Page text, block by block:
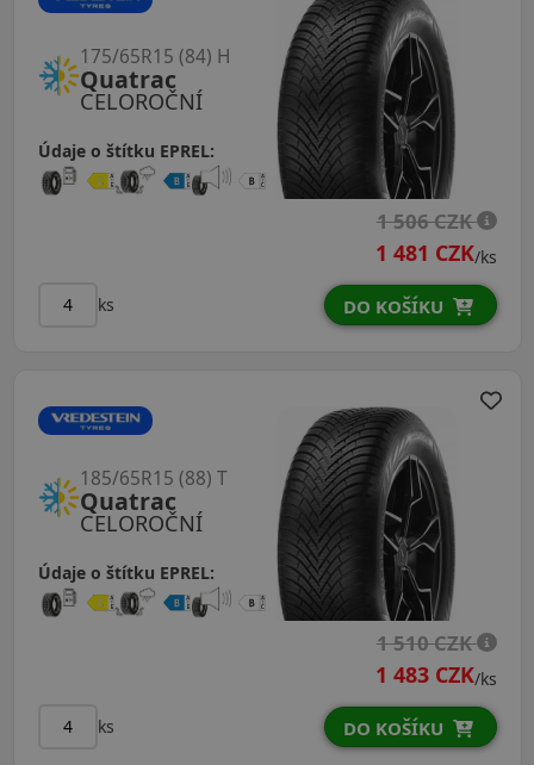
CELOROČNÍ
Quatrac
175/65R15 (84) H
Údaje o štítku EPREL:
1 506 CZK
1 481 CZK/ks
ks DO KOŠÍKU
CELOROČNÍ
Quatrac
185/65R15 (88) T
Údaje o štítku EPREL:
1 510 CZK
1 483 CZK/ks
ks DO KOŠÍKU